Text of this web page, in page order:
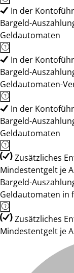
In der
Bargeld-
Geldautomaten
In der
Bargeld-
Geldautomaten-
In der
Bargeld-
Geldautomaten
Zusätzliches
Mindestentgelt je
Bargeld-
Geldautomaten in
Zusätzliches
Mindestentgelt je